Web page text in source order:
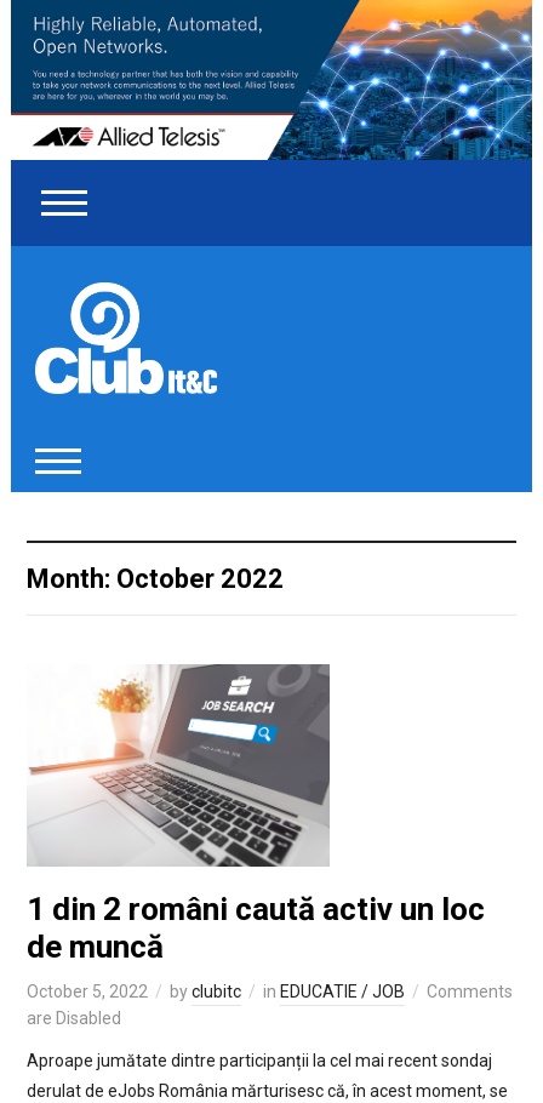
Month: October 2022
1 din 2 români caută activ un loc
de muncă
October 5, 2022 byclubitc in EDUCATIE / JOB
Comments
are Disabled
Aproape jumătate dintre participanții la cel mai recent sondaj
derulat de eJobs România mărturisesc că, în acest moment, se